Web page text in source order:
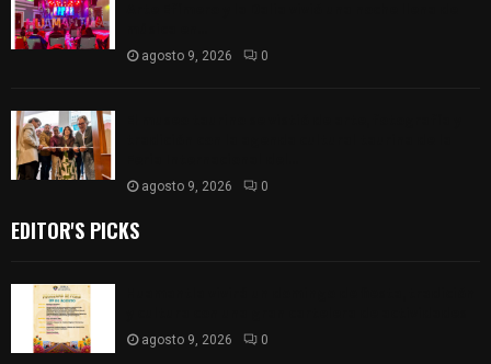
agosto 9, 2026 0
agosto 9, 2026 0
EDITOR'S PICKS
agosto 9, 2026 0